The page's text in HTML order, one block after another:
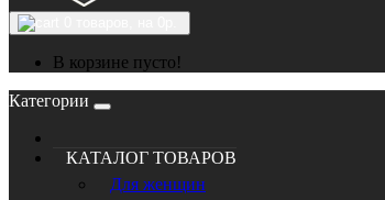
В корзине пусто!
Категории
КАТАЛОГ ТОВАРОВ
Для женщин